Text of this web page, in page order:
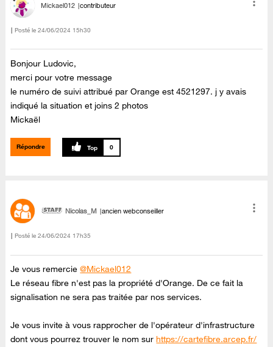
Mickael012 contributeur
Posté le ‎24/06/2024 15h30
Bonjour Ludovic,
merci pour votre message
le numéro de suivi attribué par Orange est 4521297. j y avais
indiqué la situation et joins 2 photos
Mickaël
Répondre 0
Nicolas_M ancien webconseiller
Posté le ‎24/06/2024 17h35
Je vous remercie@Mickael012
Le réseau fibre n'est pas la propriété d'Orange. De ce fait la
signalisation ne sera pas traitée par nos services.
Je vous invite à vous rapprocher de l'opérateur d'infrastructure
dont vous pourrez trouver le nom surhttps://cartefibre.arcep.fr/